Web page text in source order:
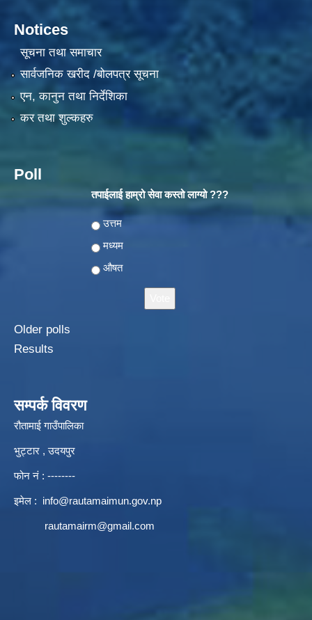
Notices
सूचना तथा समाचार
सार्वजनिक खरीद /बोलपत्र सूचना
एन, कानुन तथा निर्देशिका
कर तथा शुल्कहरु
Poll
तपाईलाई हाम्रो सेवा कस्तो लाग्यो ???
Choices
उत्तम
मध्यम
औषत
Older polls
Results
सम्पर्क विवरण
रौतामाई गाउँपालिका
भुट्टार , उदयपुर
फोन नं : --------
इमेल : info@rautamaimun.gov.np
rautamairm@gmail.com